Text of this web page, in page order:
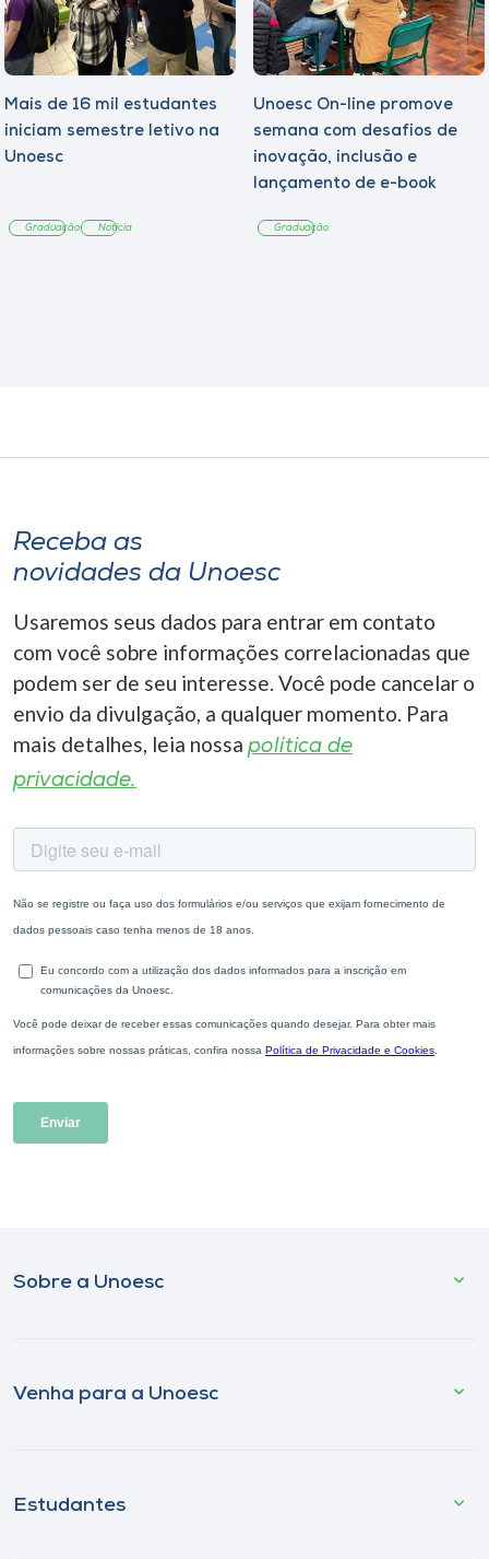
Mais de 16 mil estudantes
iniciam semestre letivo na
Unoesc
Graduação Notícia
Unoesc On-line promove
semana com desafios de
inovação, inclusão e
lançamento de e-book
Graduação
Receba as
novidades da Unoesc
Usaremos seus dados para entrar em contato
com você sobre informações correlacionadas que
podem ser de seu interesse. Você pode cancelar o
envio da divulgação, a qualquer momento. Para
mais detalhes, leia nossa política de
privacidade.
Sobre a Unoesc
Venha para a Unoesc
Estudantes